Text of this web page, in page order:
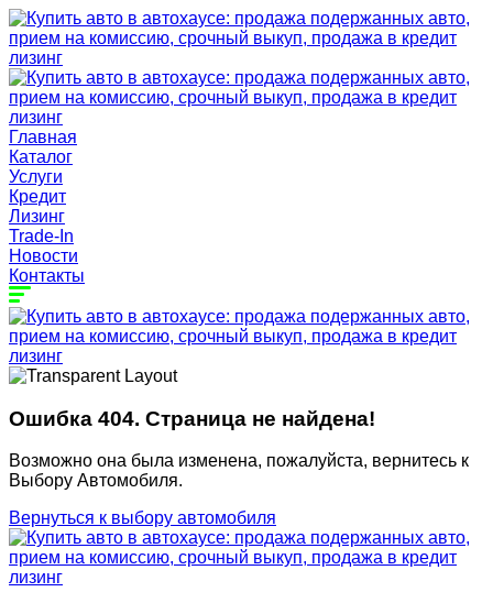
Главная
Каталог
Услуги
Кредит
Лизинг
Trade-In
Новости
Контакты
Ошибка 404. Страница не найдена!
Возможно она была изменена, пожалуйста, вернитесь к
Выбору Автомобиля.
Вернуться к выбору автомобиля